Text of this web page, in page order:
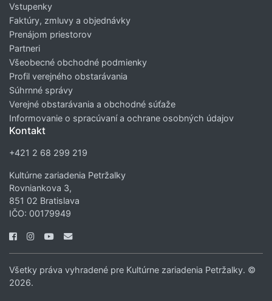
Vstupenky
Faktúry, zmluvy a objednávky
Prenájom priestorov
Partneri
Všeobecné obchodné podmienky
Profil verejného obstarávania
Súhrnné správy
Verejné obstarávania a obchodné súťaže
Informovanie o spracúvaní a ochrane osobných údajov
Kontakt
+421 2 68 299 219
Kultúrne zariadenia Petržalky
Rovniankova 3,
851 02 Bratislava
IČO: 00179949
Všetky práva vyhradené pre Kultúrne zariadenia Petržalky. ©
2026.